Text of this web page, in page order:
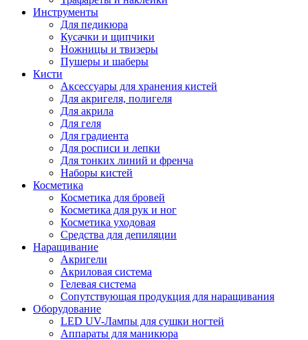
Инструменты
Для педикюра
Кусачки и щипчики
Ножницы и твизеры
Пушеры и шаберы
Кисти
Аксессуары для хранения кистей
Для акригеля, полигеля
Для акрила
Для геля
Для градиента
Для росписи и лепки
Для тонких линий и френча
Наборы кистей
Косметика
Косметика для бровей
Косметика для рук и ног
Косметика уходовая
Средства для депиляции
Наращивание
Акригели
Акриловая система
Гелевая система
Сопутствующая продукция для наращивания
Оборудование
LED UV-Лампы для сушки ногтей
Аппараты для маникюра